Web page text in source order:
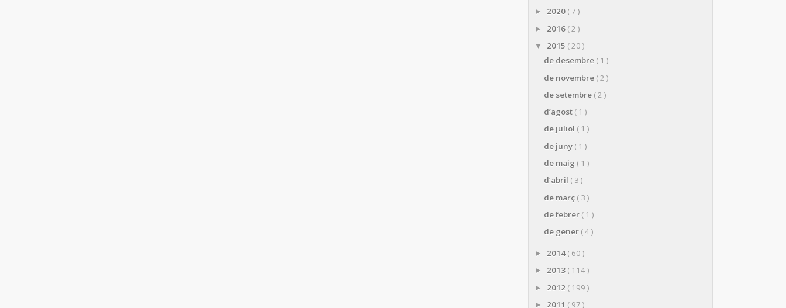
► 2020 ( 7 )
► 2016 ( 2 )
▼ 2015 ( 20 )
de desembre ( 1 )
de novembre ( 2 )
de setembre ( 2 )
d’agost ( 1 )
de juliol ( 1 )
de juny ( 1 )
de maig ( 1 )
d’abril ( 3 )
de març ( 3 )
de febrer ( 1 )
de gener ( 4 )
► 2014 ( 60 )
► 2013 ( 114 )
► 2012 ( 199 )
► 2011 ( 97 )